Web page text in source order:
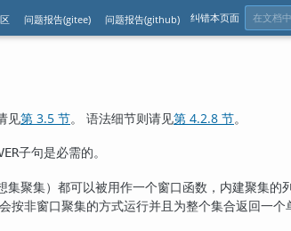
问题报告(gitee) 问题报告(github) 纠错本页面
见第 3.5 节。 语法细节则请见第 4.2.8 节。
子句是必需的。
聚集）都可以被用作一个窗口函数，内建聚集的
非窗口聚集的方式运行并且为整个集合返回一个